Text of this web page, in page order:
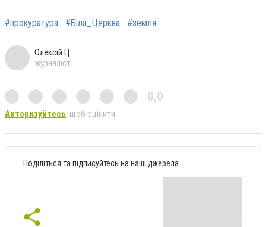
#прокуратура #Біла_Церква #земля
Олексій Ц.
журналіст
0,0
Авторизуйтесь, щоб оцінити
Поділіться та підписуйтесь на наші джерела